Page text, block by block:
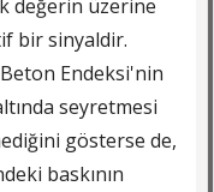
değerin üzerine
bir sinyaldir.
Endeksi'nin
seyretmesi
gösterse de,
baskının